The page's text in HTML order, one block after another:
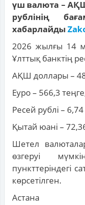
үш валюта –
рублінің
хабарлайды
2026 жылғы 14
Ұлттық банктің
АҚШ доллары –
Еуро – 566,3
Ресей рублі –
Қытай юані –
Шетел
өзгеруі
пункттеріндегі
көрсетілген.
Астана